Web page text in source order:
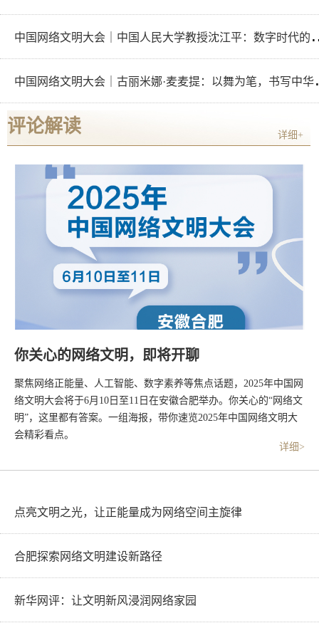
国网络文明大会｜中
国网络
评论解读 详细+
你关心的网络文明，即将开聊
聚焦网络正能量、人工智能、数字素养等焦点话题，2025年中国网
络文明大会将于6月10日至11日在安徽合肥举办。你关心的“网络文
明”，这里都有答案。一组海报，带你速览2025年中国网络文明大
会精彩看点。
详细>
点亮文明之光，让正能量成为网络空间主旋律
合肥探索网络文明建设新路径
新华网评：让文明新风浸润网络家园